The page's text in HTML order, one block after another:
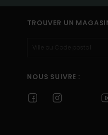
TROUVER UN
NOUS SUIVRE :